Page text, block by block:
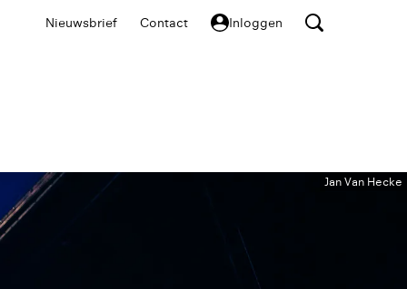
Nieuwsbrief Contact Inloggen
Jan Van Hecke